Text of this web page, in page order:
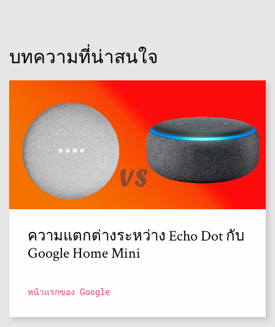
บทความที่น่าสนใจ
ความแตกต่างระหว่าง Echo Dot กับ
Google Home Mini
หน้าแรกของ Google